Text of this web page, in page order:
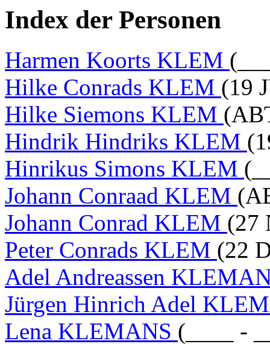
Index der Personen
Harmen Koorts KLEM
Hilke Conrads KLEM (19
Hilke Siemons KLEM
Hindrik Hindriks KLEM
Hinrikus Simons KLEM
Johann Conraad KLEM
Johann Conrad KLEM (27
Peter Conrads KLEM (22
Adel Andreassen
Jürgen Hinrich Adel
Lena KLEMANS (____ -